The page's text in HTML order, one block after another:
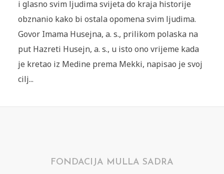
i glasno svim ljudima svijeta do kraja historije
obznanio kako bi ostala opomena svim ljudima.
Govor Imama Husejna, a. s., prilikom polaska na
put Hazreti Husejn, a. s., u isto ono vrijeme kada
je kretao iz Medine prema Mekki, napisao je svoj
cilj...
FONDACIJA MULLA SADRA